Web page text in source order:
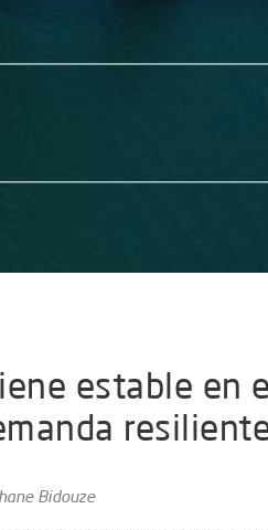
estable en
Bidouze